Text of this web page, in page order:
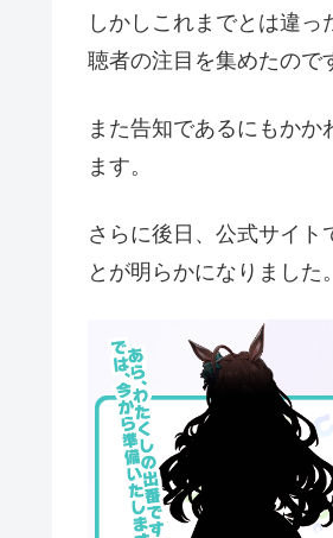
しかしこれまでとは違
聴者の注目を集めたので
また告知であるにもか
ます。
さらに後日、公式サイ
とが明らかになりました。